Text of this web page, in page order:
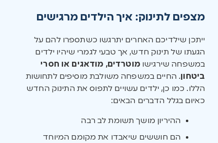
מצפים לתינוק: איך הילדים מרגישים
ייתכן שילדיכם האחרים יתרגשו כשתספרו להם על
הגעתו של תינוק חדש, אך טבעי לגמרי שיהיו ילדים
במשפחה שירגישומוטרדים, מודאגים או חסרי
ביטחון. החיים במשפחה משולבת מוסיפים לתחושות
הללו. כמו כן, ילדים עשויים לתפוס את התינוק החדש
כאיוּם בגלל הדברים הבאים:
ההיריון מושך תשומת לב רבה
הם חוששים שיאבדו את מקומם המיוחד